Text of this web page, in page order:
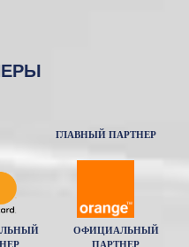
ГЛАВНЫЙ ПАРТНЕР
ОФИЦИАЛЬНЫЙ